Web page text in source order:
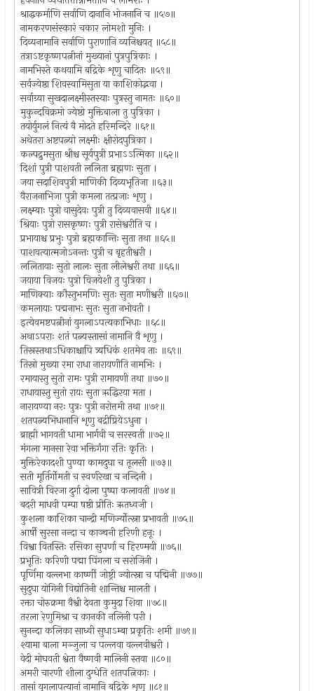
श्राद्धकर्माणि सर्वाणि दानानि भोजनानि च ॥५७॥
नामकरणसंस्कारं चकार लोमशो मुनिः ।
दिव्यनामानि सर्वाणि पुराणानि व्यनिश्चयत् ॥५८॥
तत्राऽष्टकृष्णपत्नीनां मुख्यानां पुत्रपुत्रिकाः ।
नामभिस्ते कथयामि बद्रिके शृणु चादितः ॥५९॥
सर्वज्येष्ठा शिवस्वामिसुता या काशिकोद्भवा ।
सर्वाग्र्या सुखदालक्ष्मीस्तस्याः पुत्रस्तु नामतः ॥६०॥
मुकुन्दविक्रमो ज्येष्ठो मुक्तिबाला तु पुत्रिका ।
तयोर्युगलं नित्यं वै मोदते हरिमन्दिरे ॥६१॥
अथेतरा अष्टपत्न्यो लक्ष्मीः क्षीरोदपुत्रिका ।
कल्पद्रुमसुता श्रीश्च सूर्यपुत्री प्रभाऽऽत्मिका ॥६२॥
दिशां पुत्री पाशवती ललिता ब्रह्मणः सुता ।
जया सदाशिवपुत्री माणिकी दिव्यभूतिजा ॥६३॥
वैराजनाभिजा पुत्री कमला तत्प्रजाः शृणु ।
लक्ष्म्याः पुत्रो वासुदेवः पुत्री तु दिव्यवासवी ॥६४॥
श्रियाः पुत्रो रासकृष्णः पुत्री रासेश्वरीति च ।
प्रभायाश्च प्रभुः पुत्रो ब्रह्मकान्तिः सुता तथा ॥६५॥
पाशवत्यात्मजोऽनन्तः पुत्री च बृहतीश्वरी ।
ललितायाः सुतो लालः सुता लीलेश्वरी तथा ॥६६॥
जयाया विजयः पुत्रो विजयेशी तु पुत्रिका ।
माणिक्याः कौस्तुभमणिः सुतः सुता मणीश्वरी ॥६७॥
कमलायाः पद्मनाभः सुतः सुता नभोवती ।
इत्येवमष्टपत्नीनां युगलाऽपत्यकाभिधाः ॥६८॥
अथाऽपराः शतं पत्न्यस्तासां नामानि वै शृणु ।
तिस्रस्तथाऽधिकाश्चापि त्र्यधिकं शतमेव ताः ॥६९॥
तिस्रो मुख्या रमा राधा नारायणीति नामभिः ।
रमायास्तु सुतो रामः पुत्री रामायणी तथा ॥७०॥
राधायास्तु सुतो रायः सुता ऋद्धिरया मता ।
नारायण्या नरः पुत्रः पुत्री नरोत्तमी तथा ॥७१॥
शतपत्न्यभिधानानि शृणु बद्रीप्रियेऽधुना ।
ब्राह्मी भागवती धामा भार्गवी च सरस्वती ॥७२॥
मंगला मानसा रेवा भक्तिर्गंगा रतिः कृतिः ।
मुक्तिरेकादशी पुण्या कामदुघा च तूलसी ॥७३॥
सती मूर्तिर्गोमती च स्वर्णरेखा च नन्दिनी ।
सावित्री विरजा दुर्गा दोला पुष्पा कलावती ॥७४॥
बदरी माधवी पम्पा षष्ठी प्रीतिः ऋतध्वजी ।
कुशला काशिका चान्द्री मणिर्ज्योत्स्ना प्रभावती ॥७५॥
आर्षी सुरसा नन्दा च काञ्चनी हरिणी हनूः ।
विश्वा वितस्तिः रसिका सुपर्णा च हिरण्मयी ॥७६॥
प्रभूतिः करिणी पद्मा पिंगला च सरोजिनी ।
पूर्णिमा वल्लभा कार्ष्णी जोष्ट्री ज्योत्स्ना च पद्मिनी ॥७७॥
सुदुघा योगिनी विद्योतिनी शान्तिश्च मालती ।
रक्ता चोरुक्रमा वैश्वी देवता कुमुदा शिवा ॥७८॥
तरला रेणुमिश्रा च कानकी नलिनी परी ।
सुनन्दा कलिका साध्वी सुधाऽम्बा प्रकृतिः शमी ॥७९॥
श्यामा बाला मञ्जुला च पल्लवा वल्लवीश्वरी ।
वेदी मोघवती श्वेता वैष्णवी मालिनी स्तवा ॥८०॥
अमरी चारणी शीला दुग्धेति शतपत्निकाः ।
तासां युगलापत्यानां नामानि बद्रिके शृणु ॥८१॥